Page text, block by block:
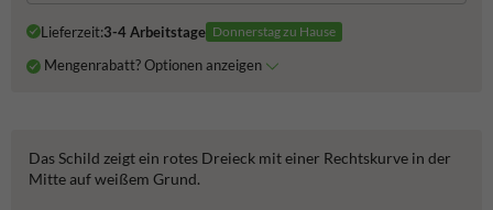
Lieferzeit:3-4 Arbeitstage Donnerstag zu Hause
Mengenrabatt? Optionen anzeigen
Das Schild zeigt ein rotes Dreieck mit einer Rechtskurve in der
Mitte auf weißem Grund.